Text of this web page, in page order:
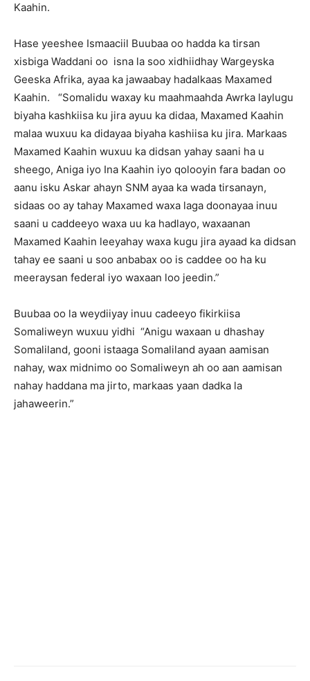
Kaahin.
Hase yeeshee Ismaaciil Buubaa oo hadda ka tirsan
xisbiga Waddani oo isna la soo xidhiidhay Wargeyska
Geeska Afrika, ayaa ka jawaabay hadalkaas Maxamed
Kaahin. “Somalidu waxay ku maahmaahda Awrka laylugu
biyaha kashkiisa ku jira ayuu ka didaa, Maxamed Kaahin
malaa wuxuu ka didayaa biyaha kashiisa ku jira. Markaas
Maxamed Kaahin wuxuu ka didsan yahay saani ha u
sheego, Aniga iyo Ina Kaahin iyo qolooyin fara badan oo
aanu isku Askar ahayn SNM ayaa ka wada tirsanayn,
sidaas oo ay tahay Maxamed waxa laga doonayaa inuu
saani u caddeeyo waxa uu ka hadlayo, waxaanan
Maxamed Kaahin leeyahay waxa kugu jira ayaad ka didsan
tahay ee saani u soo anbabax oo is caddee oo ha ku
meeraysan federal iyo waxaan loo jeedin.”
Buubaa oo la weydiiyay inuu cadeeyo fikirkiisa
Somaliweyn wuxuu yidhi “Anigu waxaan u dhashay
Somaliland, gooni istaaga Somaliland ayaan aamisan
nahay, wax midnimo oo Somaliweyn ah oo aan aamisan
nahay haddana ma jirto, markaas yaan dadka la
jahaweerin.”